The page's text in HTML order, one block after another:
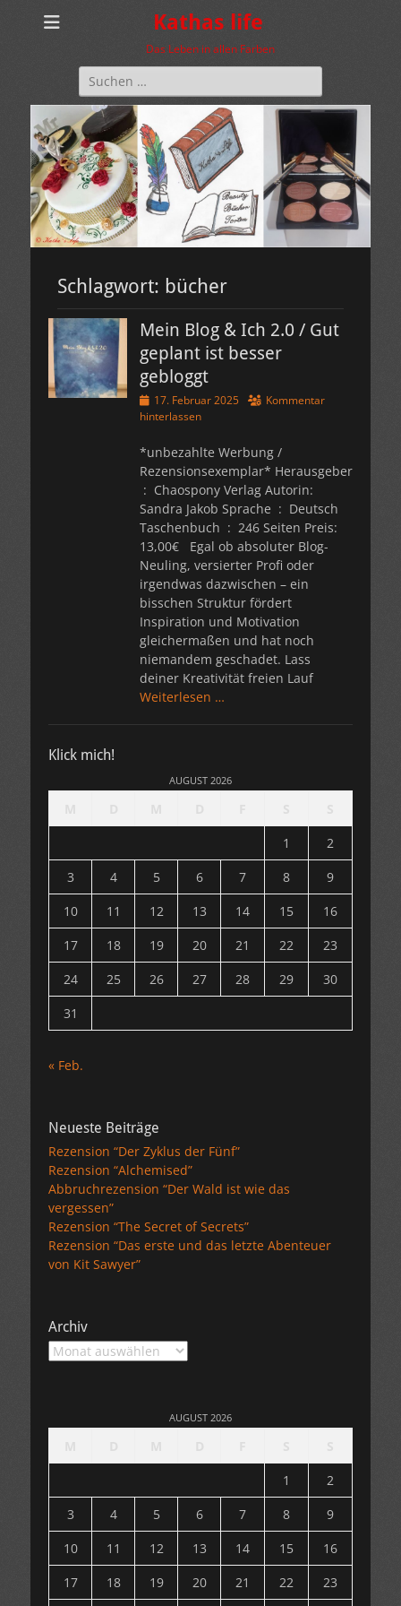
Kathas life
Das Leben in allen Farben
Suchen
nach:
Schlagwort: bücher
Mein Blog & Ich 2.0 / Gut
geplant ist besser
gebloggt
Veröffentlicht
am
17. Februar 2025
Kommentar
hinterlassen
*unbezahlte Werbung /
Rezensionsexemplar* Herausgeber
Sandra Jakob Sprache ‏ : ‎ Deutsch
Taschenbuch ‏ : ‎ 246 Seiten Preis:
13,00€ Egal ob absoluter Blog-
Neuling, versierter Profi oder
irgendwas dazwischen – ein
bisschen Struktur fördert
Inspiration und Motivation
gleichermaßen und hat noch
niemandem geschadet. Lass
deiner Kreativität freien Lauf
Weiterlesen …
Klick mich!
AUGUST 2026
1
2
3
4 5 6 7 8
9
10
11 12 13 14 15
16
17
18 19 20 21 22
23
24
25 26 27 28 29
30
31
« Feb.
Neueste Beiträge
Rezension “Der Zyklus der Fünf”
Rezension “Alchemised”
Abbruchrezension “Der Wald ist wie das
vergessen”
Rezension “The Secret of Secrets”
Rezension “Das erste und das letzte Abenteuer
von Kit Sawyer”
Archiv
Archiv
AUGUST 2026
1
2
3
4 5 6 7 8
9
10
11 12 13 14 15
16
17
18 19 20 21 22 23